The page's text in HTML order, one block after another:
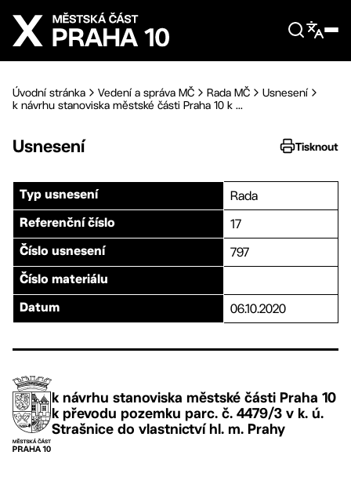
Přejít na hlavní obsah
Úvodní stránka Vedení a správa MČ Rada MČ
Usnesení
k návrhu stanoviska městské části Praha 10 k ...
Usnesení Tisknout
Typ usnesení Rada
Referenční číslo 17
Číslo usnesení 797
Číslo materiálu
Datum 06.10.2020
k návrhu stanoviska městské části Praha 10
k převodu pozemku parc. č. 4479/3 v k. ú.
Strašnice do vlastnictví hl. m. Prahy